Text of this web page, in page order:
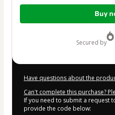
Total
Buy
secured by
Have questions about the
Can't complete this purchase?
If you need to submit a request
provide the code below: